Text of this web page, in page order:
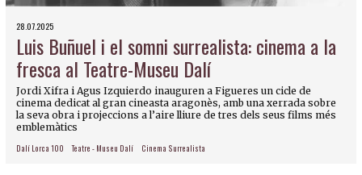
28.07.2025
Luis Buñuel i el somni surrealista: cinema a la
fresca al Teatre-Museu Dalí
Jordi Xifra i Agus Izquierdo inauguren a Figueres un cicle de
cinema dedicat al gran cineasta aragonès, amb una xerrada sobre
la seva obra i projeccions a l’aire lliure de tres dels seus films més
emblemàtics
Dalí Lorca 100 Teatre - Museu Dalí Cinema Surrealista